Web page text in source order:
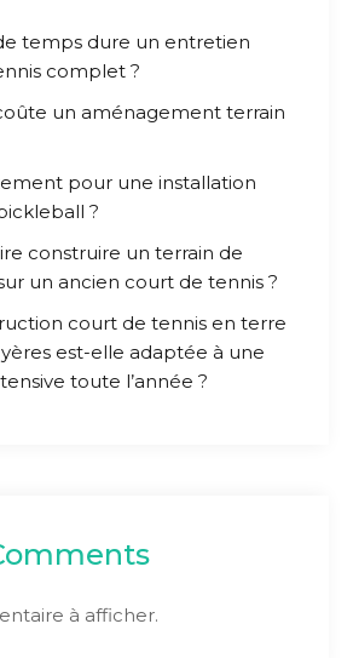
temps dure un entretien
complet ?
un aménagement terrain
pour une installation
?
construire un terrain de
un ancien court de tennis ?
court de tennis en terre
est-elle adaptée à une
toute l’année ?
à afficher.